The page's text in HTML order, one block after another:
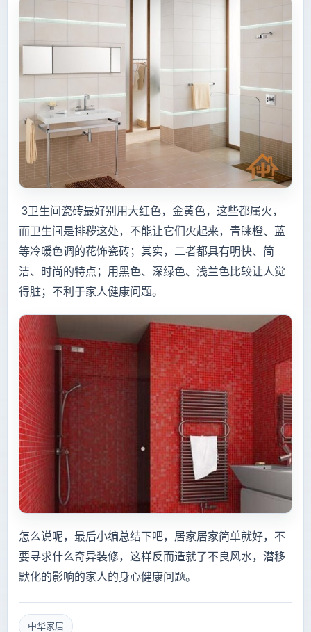
3卫生间瓷砖最好别用大红色，金黄色，这些都属火，
而卫生间是排秽这处，不能让它们火起来，青睐橙、蓝
等冷暖色调的花饰瓷砖；其实，二者都具有明快、简
洁、时尚的特点；用黑色、深绿色、浅兰色比较让人觉
得脏；不利于家人健康问题。
怎么说呢，最后小编总结下吧，居家居家简单就好，不
要寻求什么奇异装修，这样反而造就了不良风水，潜移
默化的影响的家人的身心健康问题。
中华家居